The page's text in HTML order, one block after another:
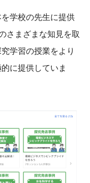
学校の先生に提供
さまざまな知見を取
学習の授業をより
に提供していま